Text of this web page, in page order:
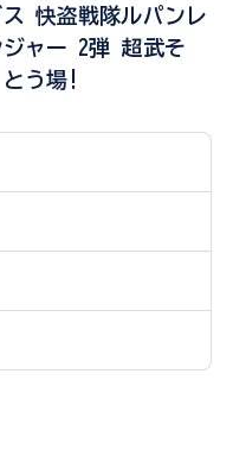
快盗戦隊ルパンレ
ジャー 2弾 超武そ
う場!